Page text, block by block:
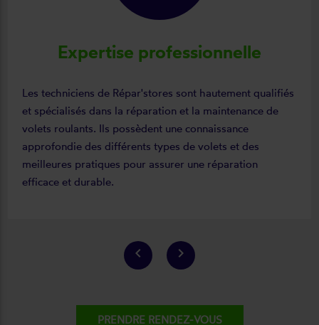
Expertise professionnelle
Les techniciens de Répar'stores sont hautement qualifiés
et spécialisés dans la réparation et la maintenance de
volets roulants. Ils possèdent une connaissance
approfondie des différents types de volets et des
meilleures pratiques pour assurer une réparation
efficace et durable.
keyboard_arrow_left keyboard_arrow_right
PRENDRE RENDEZ-VOUS